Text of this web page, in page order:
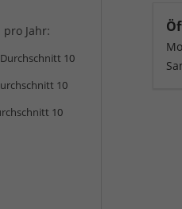
Jahr:
10
10
10